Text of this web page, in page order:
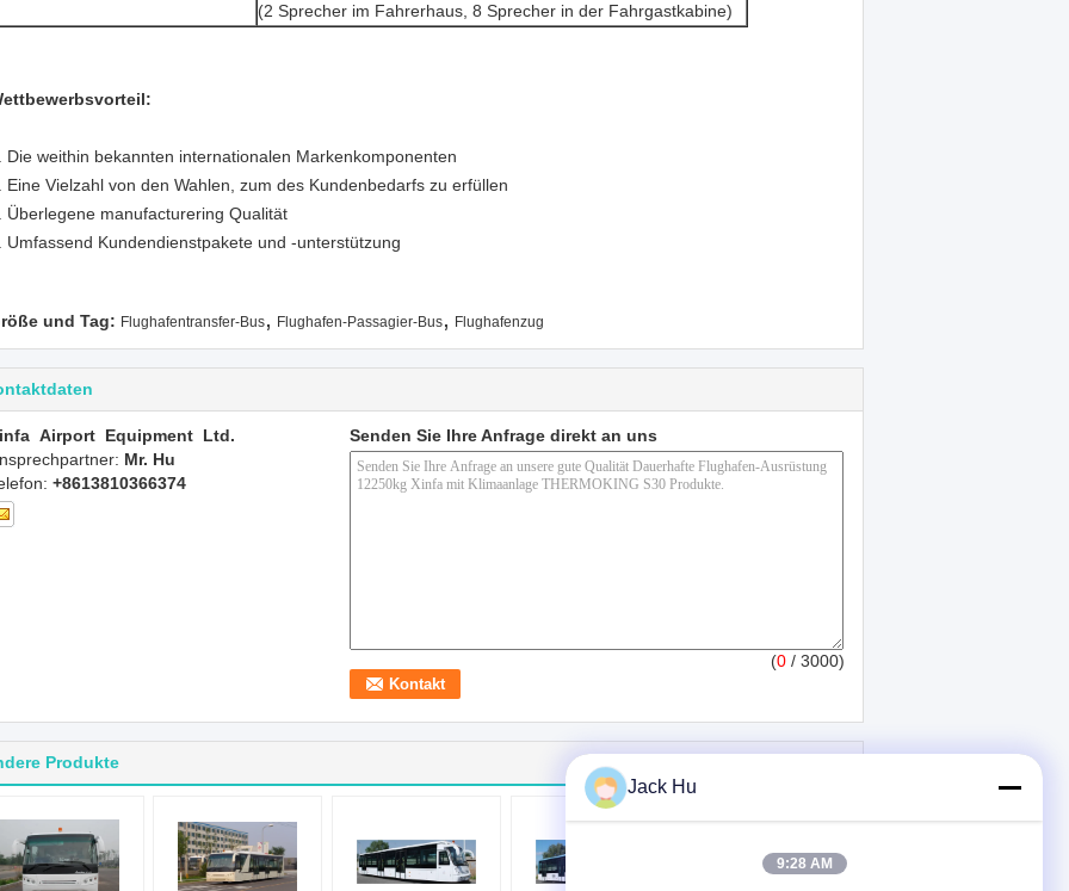
(2 Sprecher im Fahrerhaus, 8 Sprecher in der Fahrgastkabine)
Die weithin bekannten internationalen Markenkomponenten
Eine Vielzahl von den Wahlen, zum des Kundenbedarfs zu erfüllen
Überlegene manufacturering Qualität
Umfassend Kundendienstpakete und -unterstützung
und Tag: Flughafentransfer-Bus, Flughafen-Passagier-Bus, Flughafenzug
Airport Equipment Ltd.
Mr. Hu
+8613810366374
Senden Sie Ihre Anfrage direkt an uns
(0 / 3000)
Produkte
Jack Hu
9:28 AM